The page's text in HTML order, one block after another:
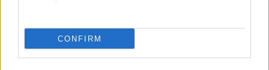
CONFIRM